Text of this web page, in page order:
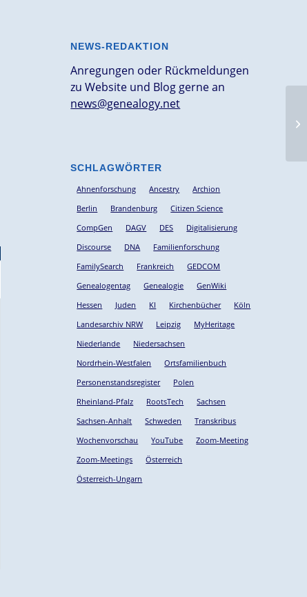
NEWS-REDAKTION
Anregungen oder Rückmeldungen
zu Website und Blog gerne an
news@genealogy.net
SCHLAGWÖRTER
Ahnenforschung Ancestry
Archion
Berlin
Brandenburg
Citizen Science
CompGen
DAGV DES
Digitalisierung
Discourse
DNA
Familienforschung
FamilySearch
Frankreich
GEDCOM
Genealogentag
Genealogie
GenWiki
Hessen
Juden KI Kirchenbücher
Köln
Landesarchiv NRW
Leipzig
MyHeritage
Niederlande
Niedersachsen
Nordrhein-Westfalen
Ortsfamilienbuch
Personenstandsregister
Polen
Rheinland-Pfalz
RootsTech
Sachsen
Sachsen-Anhalt
Schweden
Transkribus
Wochenvorschau
YouTube
Zoom-Meeting
Zoom-Meetings
Österreich
Österreich-Ungarn